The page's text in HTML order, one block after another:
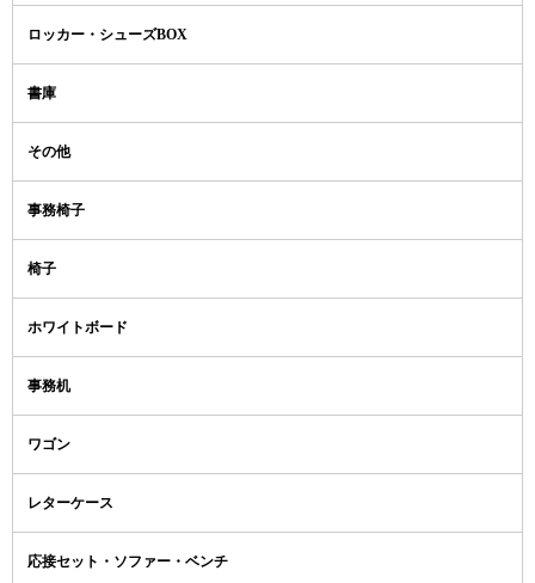
ロッカー・シューズBOX
書庫
その他
事務椅子
椅子
ホワイトボード
事務机
ワゴン
レターケース
応接セット・ソファー・ベンチ